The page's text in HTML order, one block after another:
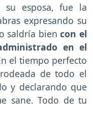
su esposa, fue la
expresando su
saldría biencon el
en el
el tiempo perfecto
de todo el
y declarando que
sane. Todo de tu